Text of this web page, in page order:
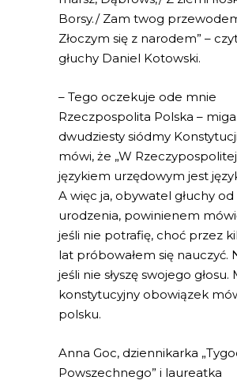
Borsy./ Zam twog
Złoczym się z narodem” –
głuchy Daniel Kotowski.
– Tego oczekuje ode mnie
Rzeczpospolita Polska –
dwudziesty siódmy
mówi, że „W
językiem urzędowym jest
A więc ja, obywatel głuchy od
urodzenia, powinienem
jeśli nie potrafię, choć przez
lat próbowałem się nauczyć.
jeśli nie słyszę swojego głosu.
konstytucyjny obowiązek
polsku.
Anna Goc, dziennikarka
Powszechnego” i laureatka